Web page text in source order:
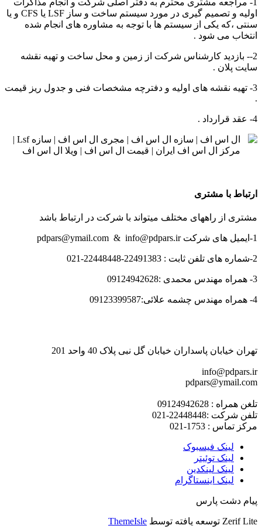
اولیه و تصمیم گیری در مورد سیستم ساخت و ساز LSF یا CFS و یا
سنتی ،که یکی از سیستم ها با توجه به مشاوره های انجام شده
انتخاب می شود .
2-- بازدید کارشناس شرکت از زمین و محل ساخت و تهیه نقشه
سایت پلان .
3- تهیه نقشه های اولیه و دفترچه مشخصات فنی و جدول ریز قیمت
.
4- عقد قرارداد .
ارتباط با مشتری
مشتری از راههای مختلف میتواند با شرکت در ارتباط باشد
1-ایمیل های شرکت pdpars@ymail.com & info@pdpars.ir
2-شماره های تلفن ثابت : 22491383-22448448-021
3- همراه مهندس محمدی :09124942628
4- همراه مهندس چشمه علائی:09123399587
تهران خیابان پاسداران خیابان گل نبی پلاک 40 واحد 201
info@pdpars.ir
pdpars@ymail.com
تلغن همراه : 09124942628
تلفن شرکت :22448448-021
مرکز تماس : 1753-021
لینک فیسبوک
لینک توئیتر
لینک لینکدین
لینک اینستاگرام
پیام دشت پارس
Zerif Lite توسعه یافته توسط ThemeIsle